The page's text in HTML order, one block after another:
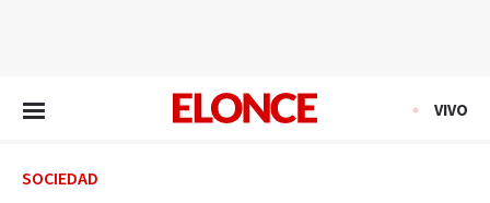
VIVO
SOCIEDAD